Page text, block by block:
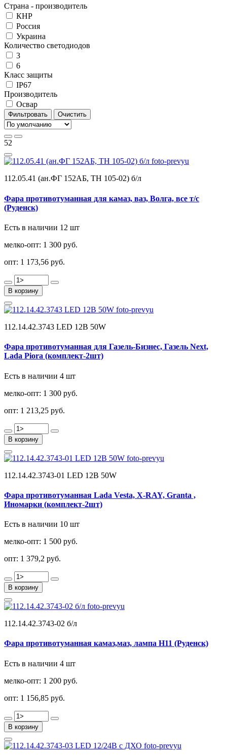
Страна - производитель
КНР
Россия
Украина
Количество светодиодов
3
6
Класс защиты
IP67
Производитель
Освар
Фильтровать Очистить
52
112.05.41 (ан.ФГ 152АБ, ТН 105-02) б/л
Фара противотуманная для камаз, ваз, Волга, все т/с
(Руденск)
Есть в наличии 12 шт
мелко-опт: 1 300 руб.
опт: 1 173,56 руб.
В корзину
112.14.42.3743 LED 12В 50W
Фара противотуманная для Газель-Бизнес, Газель Next,
Lada Piora (комплект-2шт)
Есть в наличии 4 шт
мелко-опт: 1 300 руб.
опт: 1 213,25 руб.
В корзину
112.14.42.3743-01 LED 12В 50W
Фара противотуманная Lada Vesta, X-RAY, Granta ,
Иномарки (комплект-2шт)
Есть в наличии 10 шт
мелко-опт: 1 500 руб.
опт: 1 379,2 руб.
В корзину
112.14.42.3743-02 б/л
Фара противотуманная камаз,маз, лампа Н11 (Руденск)
Есть в наличии 4 шт
мелко-опт: 1 200 руб.
опт: 1 156,85 руб.
В корзину